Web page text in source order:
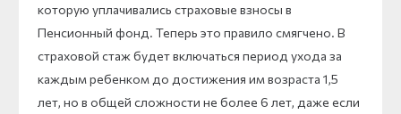
которую уплачивались страховые взносы в
Пенсионный фонд. Теперь это правило смягчено. В
страховой стаж будет включаться период ухода за
каждым ребенком до достижения им возраста 1,5
лет, но в общей сложности не более 6 лет, даже если